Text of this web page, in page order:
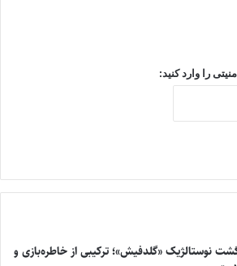
را وارد کنید:
نوستالژیک «گلدفیش»؛ ترکیبی از خاطره‌بازی و